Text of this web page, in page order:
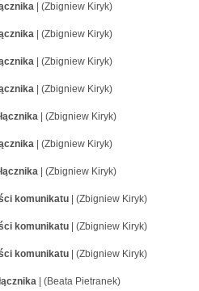
| (Zbigniew Kiryk)
| (Zbigniew Kiryk)
| (Zbigniew Kiryk)
| (Zbigniew Kiryk)
| (Zbigniew Kiryk)
| (Zbigniew Kiryk)
| (Zbigniew Kiryk)
komunikatu | (Zbigniew Kiryk)
komunikatu | (Zbigniew Kiryk)
komunikatu | (Zbigniew Kiryk)
| (Beata Pietranek)